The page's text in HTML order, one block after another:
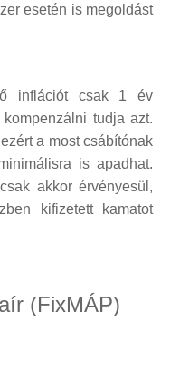
esetén is megoldást
inflációt csak 1 év
tudja azt.
a most csábítónak
is apadhat.
akkor érvényesül,
kifizetett kamatot
(FixMÁP)